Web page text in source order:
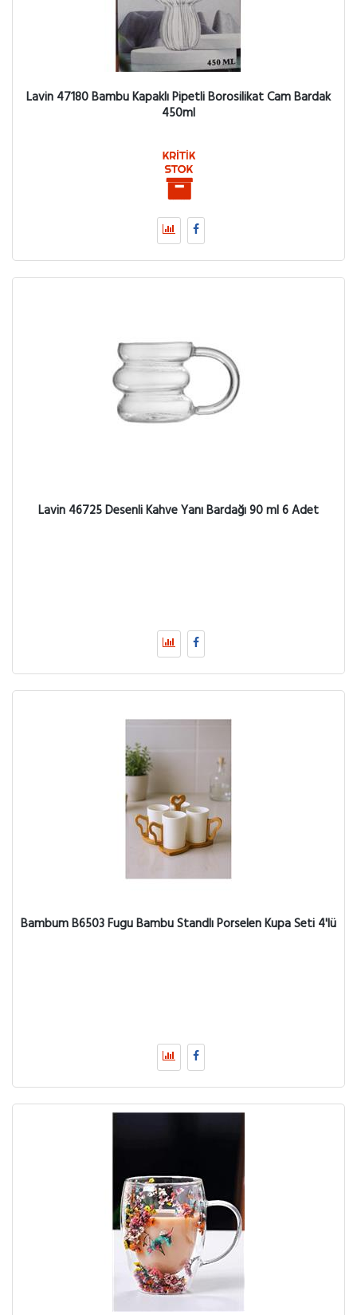
Lavin 47180 Bambu Kapaklı Pipetli Borosilikat Cam Bardak
450ml
Lavin 46725 Desenli Kahve Yanı Bardağı 90 ml 6 Adet
Bambum B6503 Fugu Bambu Standlı Porselen Kupa Seti 4'lü